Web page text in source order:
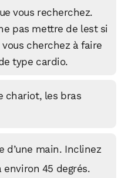
vous recherchez.
pas mettre de lest si
cherchez à faire
type cardio.
chariot, les bras
d’une main. Inclinez
environ 45 degrés.